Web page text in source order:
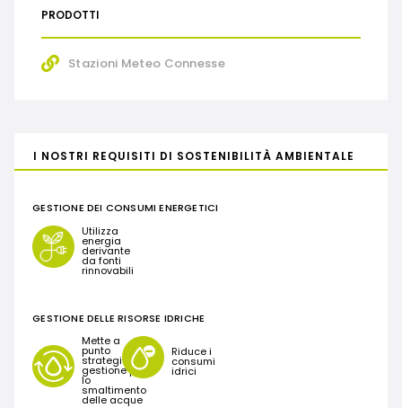
PRODOTTI
Stazioni Meteo Connesse
I NOSTRI REQUISITI DI SOSTENIBILITÀ AMBIENTALE
GESTIONE DEI CONSUMI ENERGETICI
Utilizza
energia
derivante
da fonti
rinnovabili
GESTIONE DELLE RISORSE IDRICHE
Mette a
punto
strategie di
gestione per
lo
smaltimento
delle acque
Riduce i
consumi
idrici